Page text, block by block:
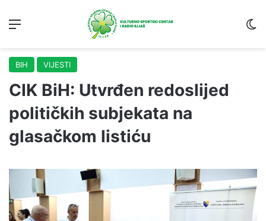
BIH VIJESTI
CIK BiH: Utvrđen redoslijed
političkih subjekata na
glasačkom listiću